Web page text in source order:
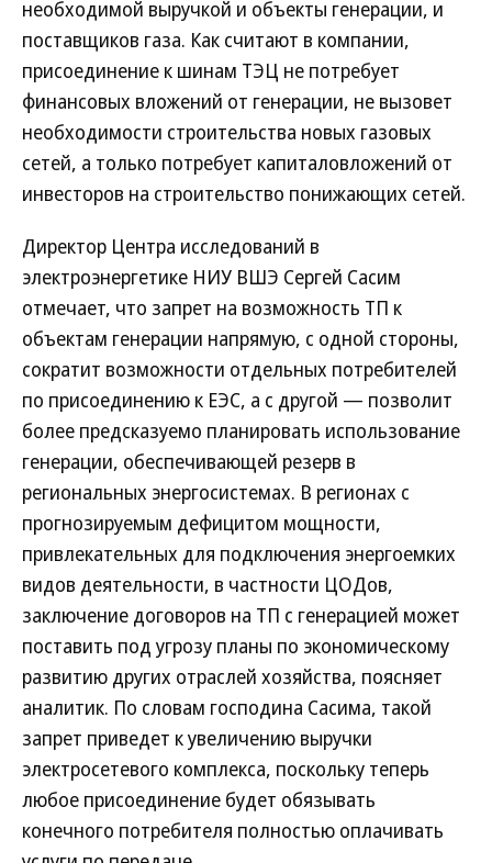
необходимой выручкой и объекты генерации, и
поставщиков газа. Как считают в компании,
присоединение к шинам ТЭЦ не потребует
финансовых вложений от генерации, не вызовет
необходимости строительства новых газовых
сетей, а только потребует капиталовложений от
инвесторов на строительство понижающих сетей.
Директор Центра исследований в
электроэнергетике НИУ ВШЭ Сергей Сасим
отмечает, что запрет на возможность ТП к
объектам генерации напрямую, с одной стороны,
сократит возможности отдельных потребителей
по присоединению к ЕЭС, а с другой — позволит
более предсказуемо планировать использование
генерации, обеспечивающей резерв в
региональных энергосистемах. В регионах с
прогнозируемым дефицитом мощности,
привлекательных для подключения энергоемких
видов деятельности, в частности ЦОДов,
заключение договоров на ТП с генерацией может
поставить под угрозу планы по экономическому
развитию других отраслей хозяйства, поясняет
аналитик. По словам господина Сасима, такой
запрет приведет к увеличению выручки
электросетевого комплекса, поскольку теперь
любое присоединение будет обязывать
конечного потребителя полностью оплачивать